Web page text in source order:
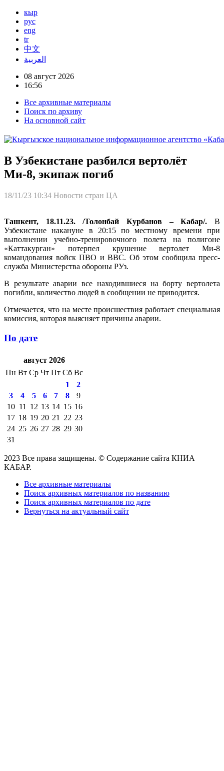
кыр
рус
eng
tr
中文
العربية
08 август 2026
16:56
Все архивные материалы
Поиск по архиву
На основной сайт
В Узбекистане разбился вертолёт
Ми-8, экипаж погиб
18/11/23 10:34 Новости стран ЦА
Ташкент, 18.11.23. /Толонбай Курбанов – Кабар/. В
Узбекистане накануне в 20:15 по местному времени при
выполнении учебно-тренировочного полета на полигоне
«Каттакурган» потерпел крушение вертолет Ми-8
командования войск ПВО и ВВС. Об этом сообщила пресс-
служба Министерства обороны РУз.
В результате аварии все находившиеся на борту вертолета
погибли, количество людей в сообщении не приводится.
Отмечается, что на месте происшествия работает специальная
комиссия, которая выясняет причины аварии.
По дате
август 2026
Пн Вт Ср Чт Пт Сб Вс
1
2
3
4 5 6 7 8
9
10 11 12 13 14 15 16
17 18 19 20 21 22 23
24 25 26 27 28 29 30
31
2023 Все права защищены. © Содержание сайта КНИА
КАБАР.
Все архивные материалы
Поиск архивных материалов по названию
Поиск архивных материалов по дате
Вернуться на актуальный сайт